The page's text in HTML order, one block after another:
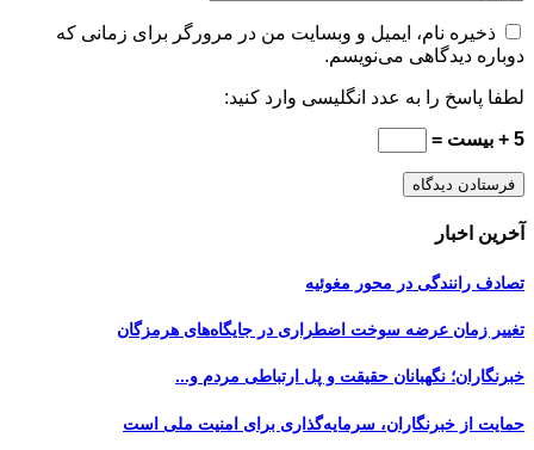
ذخیره نام، ایمیل و وبسایت من در مرورگر برای زمانی که
دوباره دیدگاهی می‌نویسم.
لطفا پاسخ را به عدد انگلیسی وارد کنید:
5 + بیست =
آخرین اخبار
تصادف رانندگی در محور مغوئیه
تغییر زمان عرضه سوخت اضطراری در جایگاه‌های هرمزگان
خبرنگاران؛ نگهبانان حقیقت و پل ارتباطی مردم و...
حمایت از خبرنگاران، سرمایه‌گذاری برای امنیت ملی است